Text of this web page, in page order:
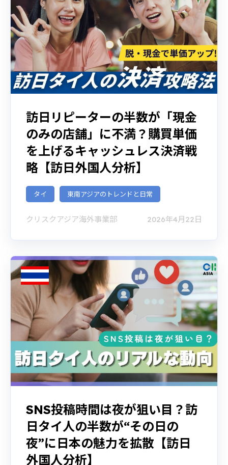
訪日リピーターの半数が「現金
のみの店舗」に不満？購買単価
を上げるキャッシュレス決済戦
略【訪日外国人分析】
タイ 東南アジアのトレンドと日常
クリスクアジア海外事業部 2026年4月22日
SNS投稿時間は夜が狙い目？訪
日タイ人の半数が“その日の
夜”に日本の魅力を拡散【訪日
外国人分析】